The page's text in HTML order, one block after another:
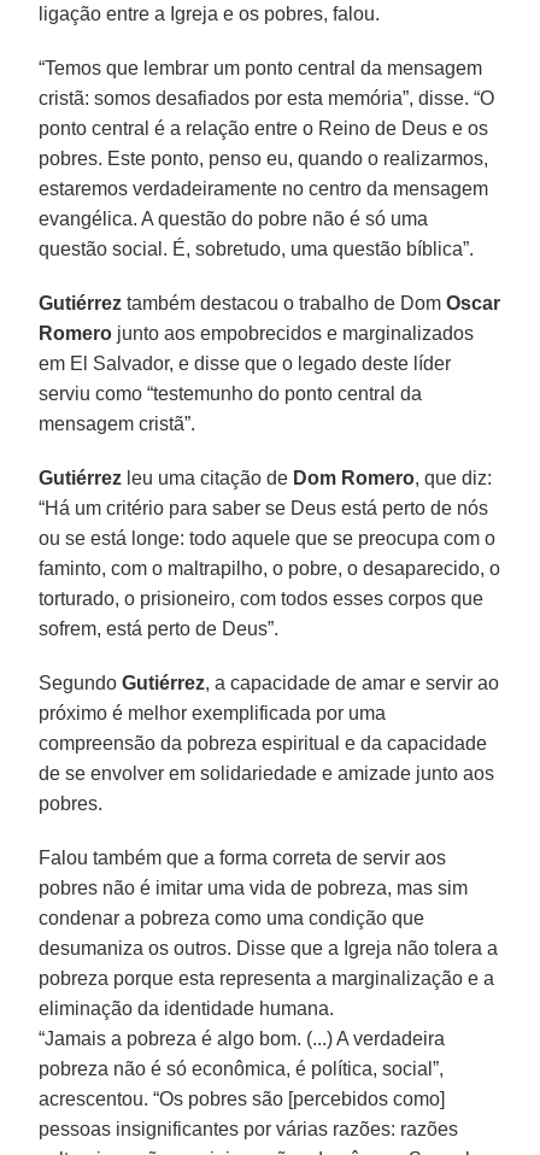
ligação entre a Igreja e os pobres, falou.
“Temos que lembrar um ponto central da mensagem
cristã: somos desafiados por esta memória”, disse. “O
ponto central é a relação entre o Reino de Deus e os
pobres. Este ponto, penso eu, quando o realizarmos,
estaremos verdadeiramente no centro da mensagem
evangélica. A questão do pobre não é só uma
questão social. É, sobretudo, uma questão bíblica”.
Gutiérrez também destacou o trabalho de DomOscar
Romero junto aos empobrecidos e marginalizados
em El Salvador, e disse que o legado deste líder
serviu como “testemunho do ponto central da
mensagem cristã”.
Gutiérrez leu uma citação de Dom Romero, que diz:
“Há um critério para saber se Deus está perto de nós
ou se está longe: todo aquele que se preocupa com o
faminto, com o maltrapilho, o pobre, o desaparecido, o
torturado, o prisioneiro, com todos esses corpos que
sofrem, está perto de Deus”.
SegundoGutiérrez, a capacidade de amar e servir ao
próximo é melhor exemplificada por uma
compreensão da pobreza espiritual e da capacidade
de se envolver em solidariedade e amizade junto aos
pobres.
Falou também que a forma correta de servir aos
pobres não é imitar uma vida de pobreza, mas sim
condenar a pobreza como uma condição que
desumaniza os outros. Disse que a Igreja não tolera a
pobreza porque esta representa a marginalização e a
eliminação da identidade humana.
“Jamais a pobreza é algo bom. (...) A verdadeira
pobreza não é só econômica, é política, social”,
acrescentou. “Os pobres são [percebidos como]
pessoas insignificantes por várias razões: razões